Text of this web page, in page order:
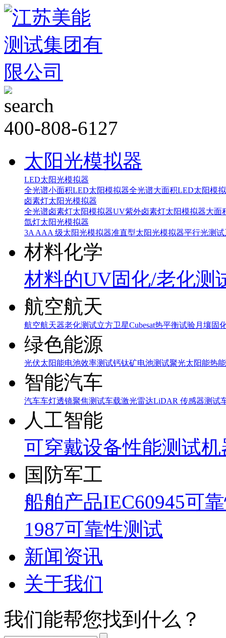
400-808-6127
太阳光模拟器
LED太阳光模拟器
全光谱小面积LED太阳模拟器全光谱大面积LED太阳模
卤素灯太阳光模拟器
全光谱卤素灯太阳模拟器UV紫外卤素灯太阳模拟器大面
氙灯太阳光模拟器
3A AAA 级太阳光模拟器准直型太阳光模拟器平行光测
材料化学
材料的UV固化/老化测
航空航天
航空航天器老化测试立方卫星Cubesat热平衡试验月壤固
绿色能源
光伏太阳能电池效率测试钙钛矿电池测试聚光太阳能热
智能汽车
汽车车灯透镜聚焦测试车载激光雷达LiDAR 传感器测试
人工智能
可穿戴设备性能测试机
国防军工
船舶产品IEC60945可
1987可靠性测试
新闻资讯
关于我们
我们能帮您找到什么？